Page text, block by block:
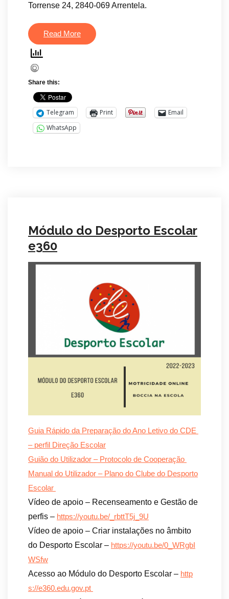
Torrense 24, 2840-069 Arrentela.
Read More
Share this:
Telegram Print
Email
WhatsApp
Módulo do Desporto Escolar
e360
Guia Rápido da Preparação do Ano Letivo do CDE
– perfil Direção Escolar
Guião do Utilizador – Protocolo de Cooperação
Manual do Utilizador – Plano do Clube do Desporto
Escolar
Vídeo de apoio – Recenseamento e Gestão de
perfis – https://youtu.be/_rbttT5j_9U
Vídeo de apoio – Criar instalações no âmbito
do Desporto Escolar – https://youtu.be/0_WRgbI
WSfw
Acesso ao Módulo do Desporto Escolar – http
s://e360.edu.gov.pt